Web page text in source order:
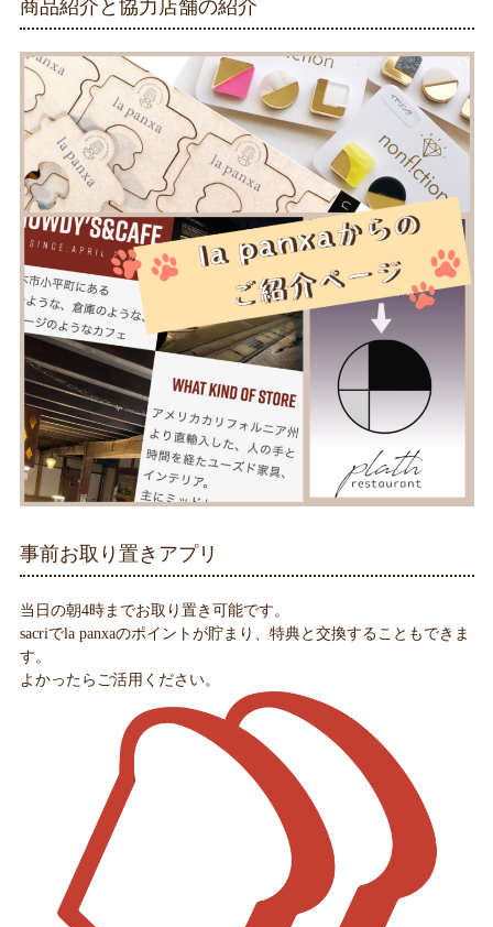
商品紹介と協力店舗の紹介
事前お取り置きアプリ
当日の朝4時までお取り置き可能です。
sacriでla panxaのポイントが貯まり、特典と交換することもできま
す。
よかったらご活用ください。